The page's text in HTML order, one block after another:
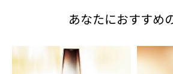
あなたにおすすめ